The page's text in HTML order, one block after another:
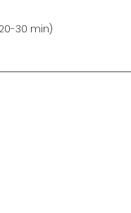
30 min)